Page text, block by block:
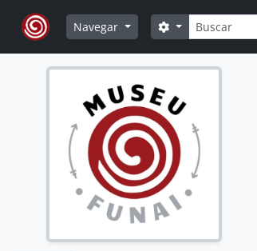
Skip to main content
Navegar
Buscar
Opções de busca